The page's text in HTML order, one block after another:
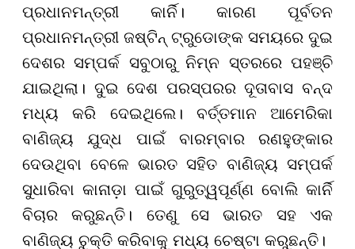
ପ୍ରଧାନମନ୍ତ୍ରୀ କାର୍ନି। କାରଣ ପୂର୍ବତନ
ପ୍ରଧାନମନ୍ତ୍ରୀ ଜଷ୍ଟିନ୍ ଟ୍ରୁଡୋଙ୍କ ସମୟରେ ଦୁଇ
ଦେଶର ସମ୍ପର୍କ ସବୁଠାରୁ ନିମ୍ନ ସ୍ତରରେ ପହଞ୍ଚି
ଯାଇଥିଲା। ଦୁଇ ଦେଶ ପରସ୍ପରର ଦୂତାବାସ ବନ୍ଦ
ମଧ୍ୟ କରି ଦେଇଥିଲେ। ବର୍ତ୍ତମାନ ଆମେରିକା
ବାଣିଜ୍ୟ ଯୁଦ୍ଧ ପାଇଁ ବାରମ୍ବାର ରଣହୁଙ୍କାର
ଦେଉଥିବା ବେଳେ ଭାରତ ସହିତ ବାଣିଜ୍ୟ ସମ୍ପର୍କ
ସୁଧାରିବା କାନାଡ଼ା ପାଇଁ ଗୁରୁତ୍ୱପୂର୍ଣ୍ଣ ବୋଲି କାର୍ନି
ବିଚାର କରୁଛନ୍ତି। ତେଣୁ ସେ ଭାରତ ସହ ଏକ
ବାଣିଜ୍ୟ ଚୁକ୍ତି କରିବାକୁ ମଧ୍ୟ ଚେଷ୍ଟା କରୁଛନ୍ତି।